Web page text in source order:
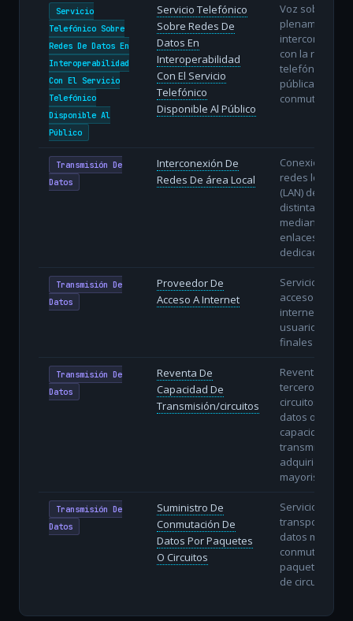
Servicio
Telefónico Sobre
Redes De Datos En
Interoperabilidad
Con El Servicio
Telefónico
Disponible Al
Público
Servicio Telefónico
Sobre Redes De
Datos En
Interoperabilidad
Con El Servicio
Telefónico
Disponible Al Público
Voz sobre IP
plenamente
interconectada
con la red
telefónica
pública
conmutada.
Transmisión De
Datos
Interconexión De
Redes De área Local
Conexión de
redes locales
(LAN) de
distintas sedes
mediante
enlaces
dedicados.
Transmisión De
Datos
Proveedor De
Acceso A Internet
Servicio de
acceso a
internet a
usuarios
finales (ISP).
Transmisión De
Datos
Reventa De
Capacidad De
Transmisión/circuitos
Reventa a
terceros de
circuitos de
datos o
capacidad de
transmisión
adquiridos en
mayorista.
Transmisión De
Datos
Suministro De
Conmutación De
Datos Por Paquetes
O Circuitos
Servicios de
transporte de
datos
conmutación
paquetes (IP) o
de circuitos.